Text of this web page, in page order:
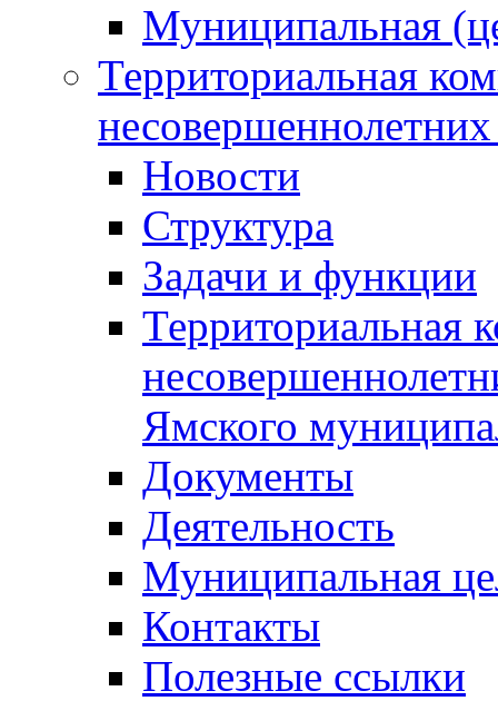
Муниципальная
Территориальная
Новости
Структура
Задачи и функции
Территориальная
Ямского
Документы
Деятельность
Муниципальная
Контакты
Полезные ссылки